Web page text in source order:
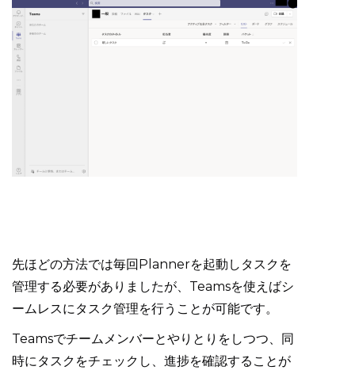
先ほどの方法では毎回Plannerを起動しタスクを
管理する必要がありましたが、Teamsを使えばシ
ームレスにタスク管理を行うことが可能です。
Teamsでチームメンバーとやりとりをしつつ、同
時にタスクをチェックし、進捗を確認することが